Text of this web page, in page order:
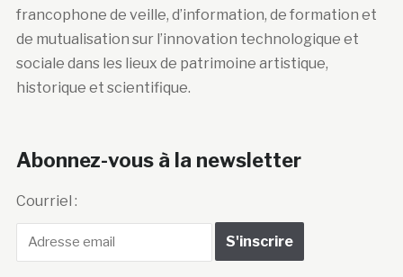
francophone de veille, d’information, de formation et
de mutualisation sur l’innovation technologique et
sociale dans les lieux de patrimoine artistique,
historique et scientifique.
Abonnez-vous à la newsletter
Courriel :